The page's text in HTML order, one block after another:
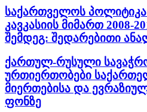
საქართველოს
კავკასიის მიმართ 2008-
შემდეგ: შედარებითი
ქართულ-რუსული
ურთიერთობები
მიერთებისა და
ფონზე